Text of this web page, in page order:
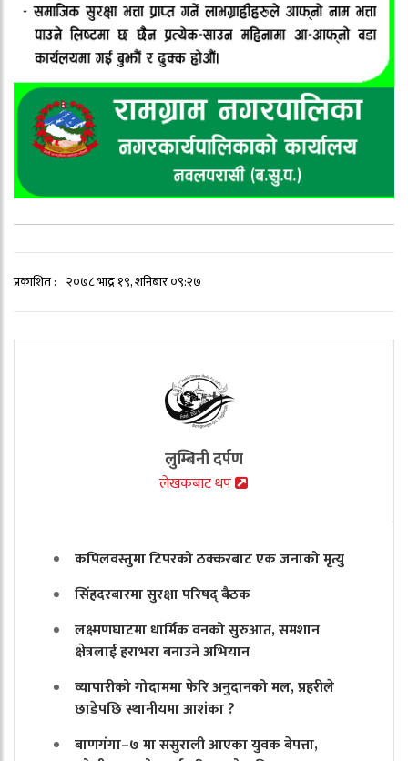
प्रकाशित : २०७८ भाद्र १९, शनिबार ०९:२७
लुम्बिनी दर्पण
लेखकबाट थप
कपिलवस्तुमा टिपरको ठक्करबाट एक जनाको मृत्यु
सिंहदरबारमा सुरक्षा परिषद् बैठक
लक्ष्मणघाटमा धार्मिक वनको सुरुआत, समशान
क्षेत्रलाई हराभरा बनाउने अभियान
व्यापारीको गोदाममा फेरि अनुदानको मल, प्रहरीले
छाडेपछि स्थानीयमा आशंका ?
बाणगंगा–७ मा ससुराली आएका युवक बेपत्ता,